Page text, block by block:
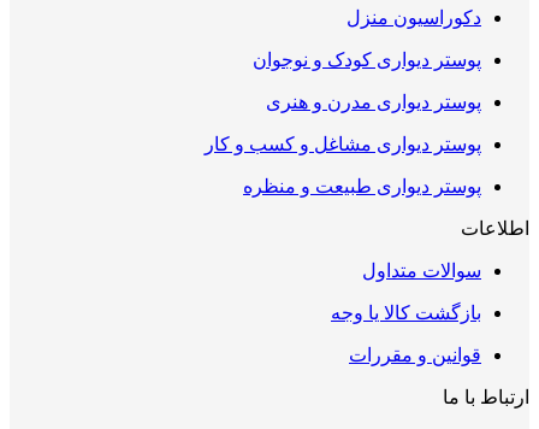
دکوراسیون منزل
پوستر دیواری کودک و نوجوان
پوستر دیواری مدرن و هنری
پوستر دیواری مشاغل و کسب و کار
پوستر دیواری طبیعت و منظره
اطلاعات
سوالات متداول
بازگشت کالا یا وجه
قوانین و مقررات
ارتباط با ما